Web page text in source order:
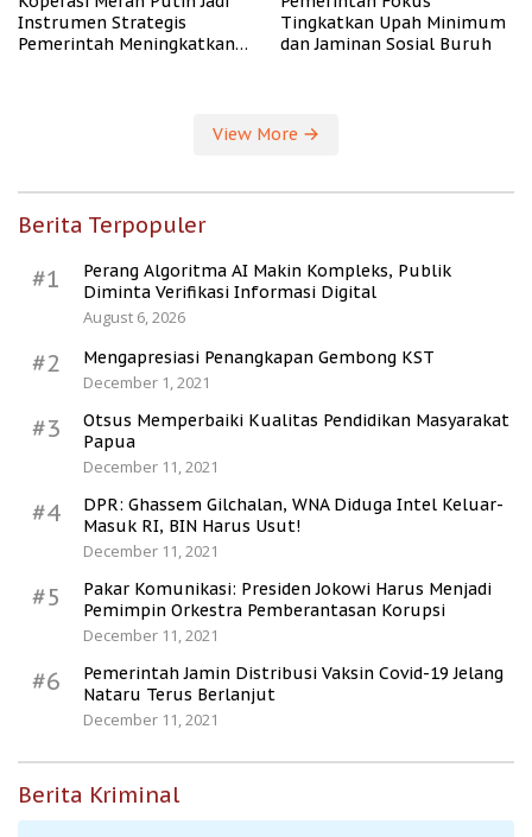
Instrumen Strategis
Pemerintah Meningkatkan
Tingkatkan Upah Minimum
dan Jaminan Sosial Buruh
View More
Berita Terpopuler
#1
Perang Algoritma AI Makin Kompleks, Publik
Diminta Verifikasi Informasi Digital
August 6, 2026
#2
Mengapresiasi Penangkapan Gembong KST
December 1, 2021
#3
Otsus Memperbaiki Kualitas Pendidikan Masyarakat
Papua
December 11, 2021
#4
DPR: Ghassem Gilchalan, WNA Diduga Intel Keluar-
Masuk RI, BIN Harus Usut!
December 11, 2021
#5
Pakar Komunikasi: Presiden Jokowi Harus Menjadi
Pemimpin Orkestra Pemberantasan Korupsi
December 11, 2021
#6
Pemerintah Jamin Distribusi Vaksin Covid-19 Jelang
Nataru Terus Berlanjut
December 11, 2021
Berita Kriminal